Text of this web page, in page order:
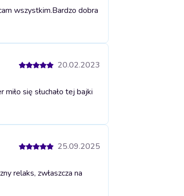
wszystkim.Bardzo dobra
20.02.2023
miło się słuchało tej bajki
25.09.2025
relaks, zwłaszcza na